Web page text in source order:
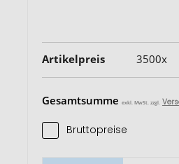
Artikelpreis 3500x
Gesamtsumme exkl. MwSt. zzgl.
Bruttopreise